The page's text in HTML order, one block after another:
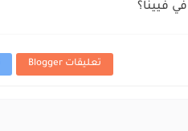
في فيينا؟
تعليقات Blogger